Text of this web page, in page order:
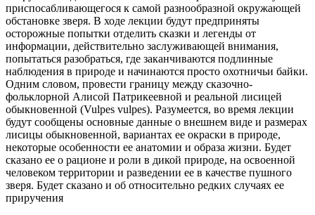
приспосабливающегося к самой разнообразной окружающей
обстановке зверя. В ходе лекции будут предприняты
осторожные попытки отделить сказки и легенды от
информации, действительно заслуживающей внимания,
попытаться разобраться, где заканчиваются подлинные
наблюдения в природе и начинаются просто охотничьи байки.
Одним словом, провести границу между сказочно-
фольклорной Алисой Патрикеевной и реальной лисицей
обыкновенной (Vulpes vulpes). Разумеется, во время лекции
будут сообщены основные данные о внешнем виде и размерах
лисицы обыкновенной, вариантах ее окраски в природе,
некоторые особенности ее анатомии и образа жизни. Будет
сказано ее о рационе и роли в дикой природе, на освоенной
человеком территории и разведении ее в качестве пушного
зверя. Будет сказано и об относительно редких случаях ее
приручения